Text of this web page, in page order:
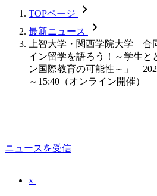
TOPページ chevron_forward
最新ニュース chevron_forward
上智大学・関西学院大学 合
イン留学を語ろう！～学生と
ン国際教育の可能性～」
～15:40（オンライン開催）
ニュースを受信
x